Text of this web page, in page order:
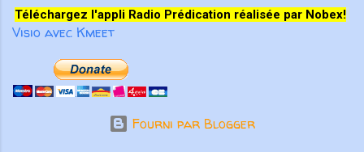
Téléchargez l'appli Radio Prédication réalisée par Nobex!
Visio avec Kmeet
Fourni par Blogger